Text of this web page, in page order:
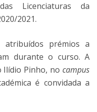
Licenciaturas da
2021.
atribuídos prémios a
durante o curso. A
Ilídio Pinho, no campus
é convidada a